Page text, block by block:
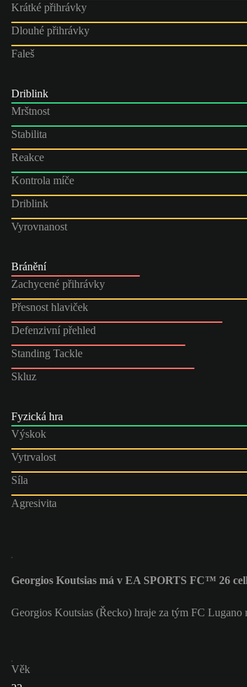
Krátké přihrávky
Dlouhé přihrávky
Faleš
Driblink
Mrštnost
Stabilita
Reakce
Kontrola míče
Driblink
Vyrovnanost
Bránění
Zachycené přihrávky
Přesnost hlaviček
Defenzivní přehled
Standing Tackle
Skluz
Fyzická hra
Výskok
Vytrvalost
Síla
Agresivita
Georgios Koutsias má v EA SPORTS FC™ 26
Georgios Koutsias (Řecko) hraje za tým FC
Věk